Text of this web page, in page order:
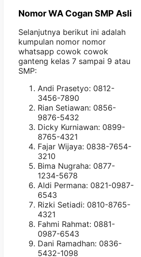
Nomor WA Cogan SMP Asli
Selanjutnya berikut ini adalah
kumpulan nomor nomor
whatsapp cowok cowok
ganteng kelas 7 sampai 9 atau
SMP:
Andi Prasetyo: 0812-
3456-7890
Rian Setiawan: 0856-
9876-5432
Dicky Kurniawan: 0899-
8765-4321
Fajar Wijaya: 0838-7654-
3210
Bima Nugraha: 0877-
1234-5678
Aldi Permana: 0821-0987-
6543
Rizki Setiadi: 0810-8765-
4321
Fahmi Rahmat: 0881-
0987-6543
Dani Ramadhan: 0836-
5432-1098